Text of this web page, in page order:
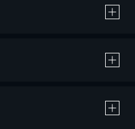
決済による作品の購入 / レンタルです。
レンタルは、20％のポイント還元です。